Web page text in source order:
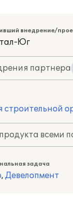
внедрение/
Юг
партнера
строительной
всеми
задача
, Девелопмент